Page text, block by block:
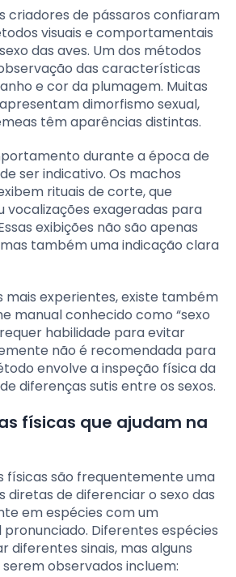
criadores de pássaros confiaram
visuais e comportamentais
das aves. Um dos métodos
das características
e cor da plumagem. Muitas
dimorfismo sexual,
têm aparências distintas.
durante a época de
ser indicativo. Os machos
rituais de corte, que
vocalizações exageradas para
exibições não são apenas
também uma indicação clara
mais experientes, existe também
manual conhecido como “sexo
habilidade para evitar
não é recomendada para
envolve a inspeção física da
diferenças sutis entre os sexos.
físicas que ajudam na
físicas são frequentemente uma
diretas de diferenciar o sexo das
em espécies com um
Diferentes espécies
diferentes sinais, mas alguns
observados incluem: